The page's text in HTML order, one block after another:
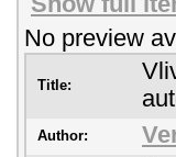
No preview
Title:
Author: